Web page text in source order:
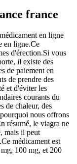
france
en ligne
en ligne.Ce
d'érection.Si vous
il existe des
de paiement en
de prendre des
et d'éviter les
courants du
de chaleur, des
nous offrons
résumé, le viagra ne
mais il peut
médicament est
100 mg, et 200